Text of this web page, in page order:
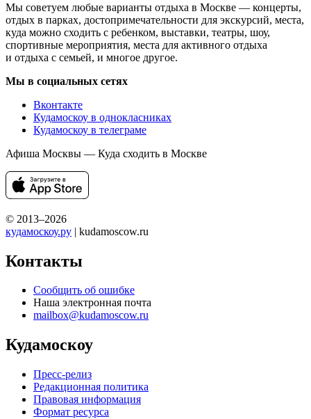
Мы советуем любые варианты отдыха в Москве — концерты,
отдых в парках, достопримечательности для экскурсий, места,
куда можно сходить с ребенком, выставки, театры, шоу,
спортивные мероприятия, места для активного отдыха
и отдыха с семьей, и многое другое.
Мы в социальных сетях
Вконтакте
Кудамоскоу в однокласниках
Кудамоскоу в телеграме
Афиша Москвы — Куда сходить в Москве
© 2013–2026
кудамоскоу.ру | kudamoscow.ru
Контакты
Сообщить об ошибке
Наша электронная почта
mailbox@kudamoscow.ru
Кудамоскоу
Пресс-релиз
Редакционная политика
Правовая информация
Формат ресурса